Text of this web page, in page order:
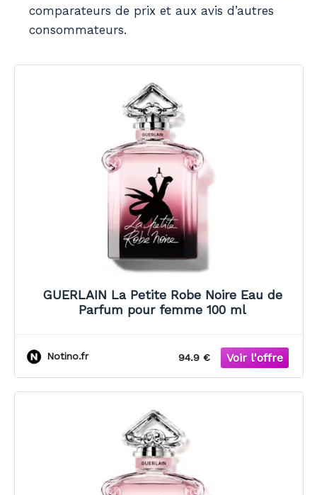
comparateurs de prix et aux avis d’autres
consommateurs.
GUERLAIN La Petite Robe Noire Eau de
Parfum pour femme 100 ml
Notino.fr 94.9 €